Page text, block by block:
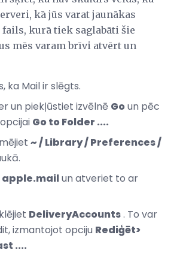
kā jūs varat jaunākas
fails, kurā tiek saglabāti šie
mēs varam brīvi atvērt un
ka Mail ir slēgts.
un piekļūstiet izvēlnē Goun pēc
Go to Folder ....
~ / Library / Preferences /
apple.mailun atveriet to ar
DeliveryAccounts. To var
izmantojot opciju Rediģēt>
....